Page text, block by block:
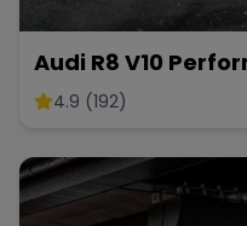
Audi R8 V10
4.9 (192)